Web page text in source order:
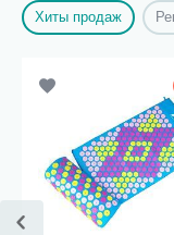
Хиты продаж